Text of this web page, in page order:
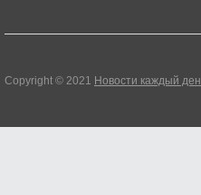
Copyright © 2021 Новости каждый